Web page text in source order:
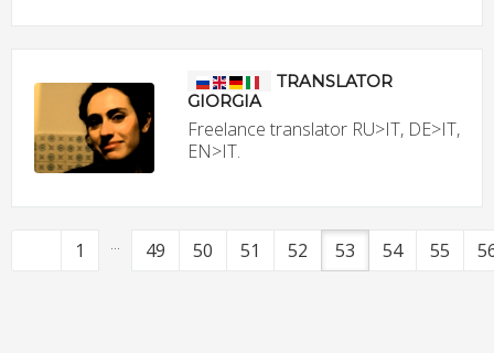
TRANSLATOR
GIORGIA
Freelance translator RU>IT, DE>IT,
EN>IT.
1 ... 49 50 51 52 53 54 55